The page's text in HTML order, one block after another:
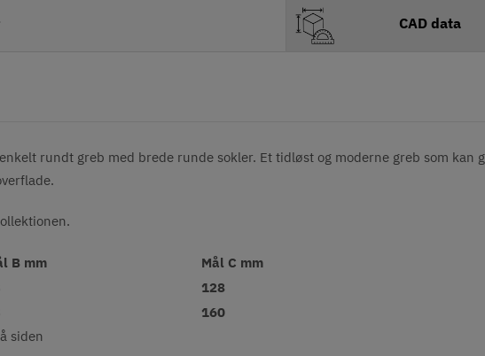
rundt greb med brede runde sokler. Et tidløst og moderne greb som kan
B mm
Mål C mm
128
160
siden
CAD data